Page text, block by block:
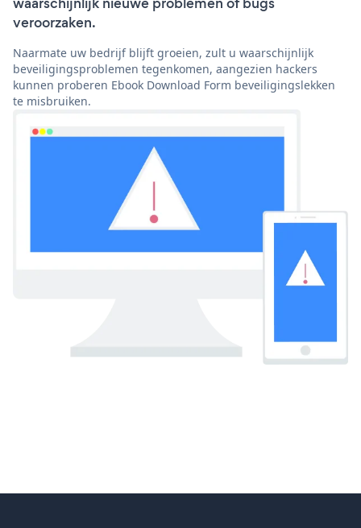
veroorzaken.
Naarmate uw bedrijf blijft groeien, zult u waarschijnlijk
beveiligingsproblemen tegenkomen, aangezien hackers
kunnen proberen Ebook Download Form beveiligingslekken
te misbruiken.